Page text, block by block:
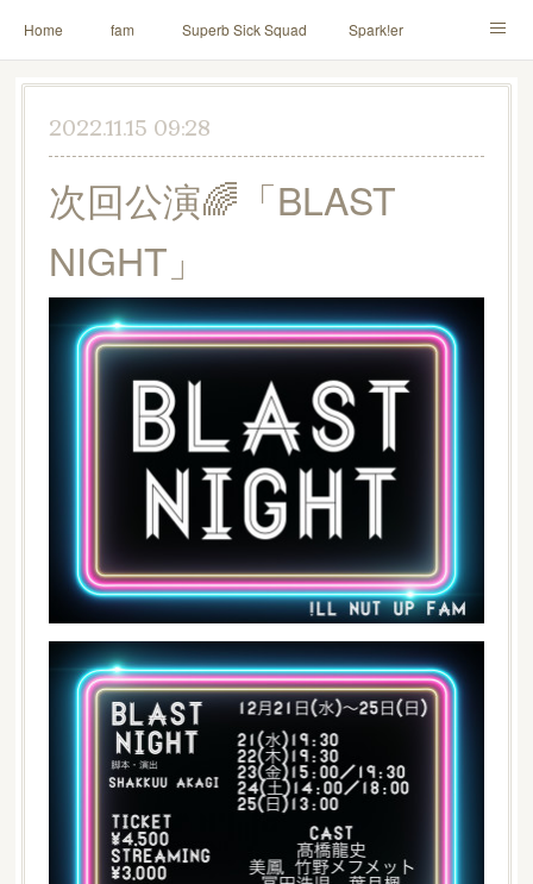
Home fam Superb Sick Squad Spark!er
M!X ♪ll nut up fam contact 「depenDANCE」
PINK THUNDER AILE! シャウト！
イルナップ強化週間
2022.11.15 09:28
次回公演🌈「BLAST
NIGHT」